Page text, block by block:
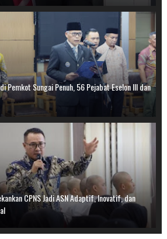
Pemkot Sungai Penuh, 56 Pejabat Eselon III dan
CPNS Jadi ASN Adaptif, Inovatif, dan